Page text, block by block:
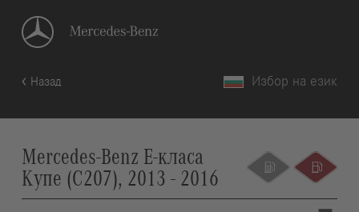
Назад Избор на език
Mercedes-Benz E-класа
Купе (C207), 2013 - 2016